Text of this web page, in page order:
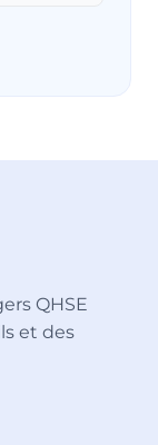
QHSE
et des